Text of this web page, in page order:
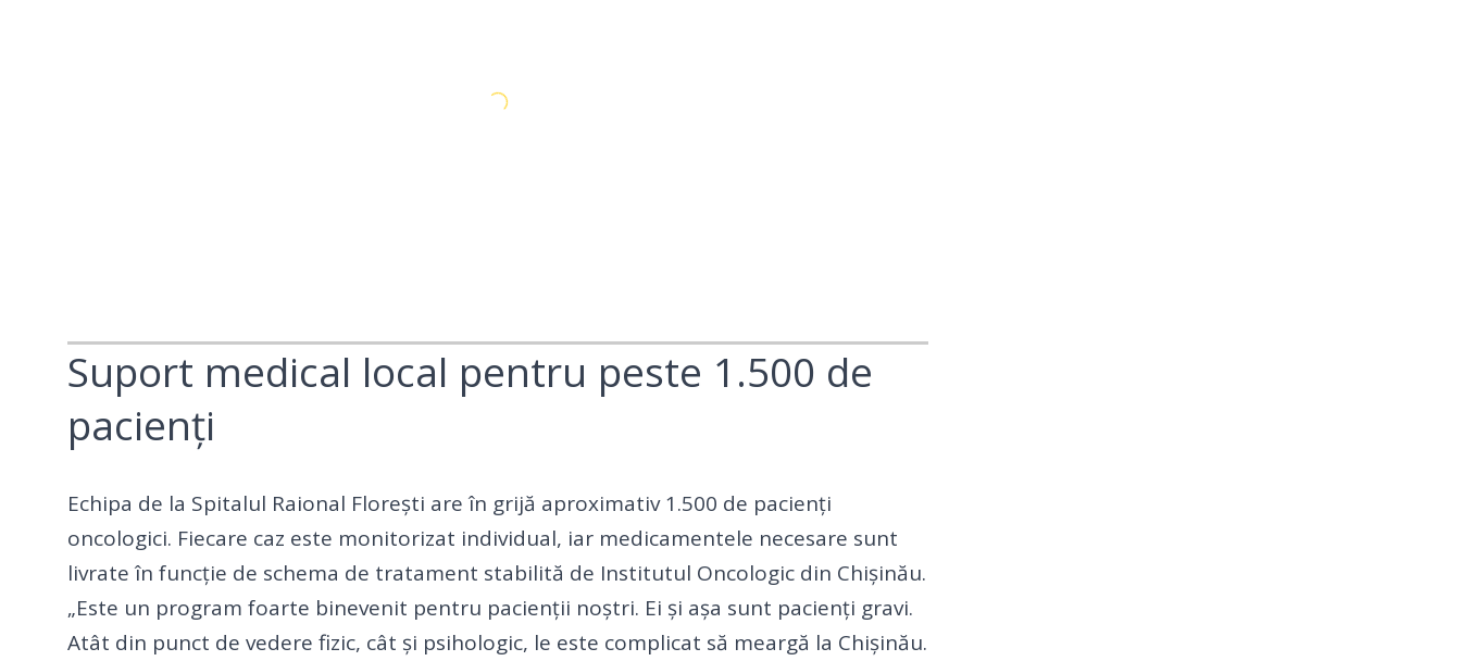
Suport medical local pentru peste 1.500 de
pacienți
Echipa de la Spitalul Raional Florești are în grijă aproximativ 1.500 de pacienți
oncologici. Fiecare caz este monitorizat individual, iar medicamentele necesare sunt
livrate în funcție de schema de tratament stabilită de Institutul Oncologic din Chișinău.
„Este un program foarte binevenit pentru pacienții noștri. Ei și așa sunt pacienți gravi.
Atât din punct de vedere fizic, cât și psihologic, le este complicat să meargă la Chișinău.